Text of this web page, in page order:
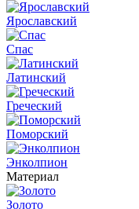
Ярославский
Спас
Латинский
Греческий
Поморский
Энколпион
Материал
Золото